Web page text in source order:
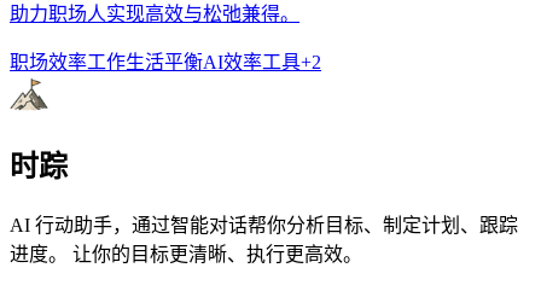
助力职场人实现高效与松弛兼得。
职场效率工作生活平衡AI效率工具+2
时踪
AI 行动助手，通过智能对话帮你分析目标、制定计划、跟踪
进度。 让你的目标更清晰、执行更高效。